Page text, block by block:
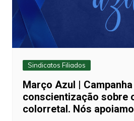
Sindicatos Filiados
Março Azul |
conscientização sobre
colorretal. Nós